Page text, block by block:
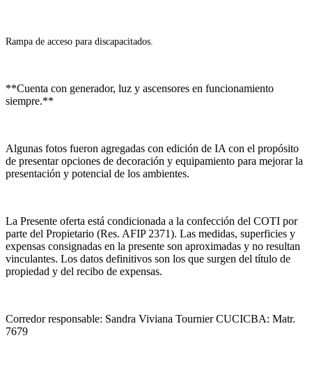
Rampa de acceso para discapacitados.
**Cuenta con generador, luz y ascensores en funcionamiento
siempre.**
Algunas fotos fueron agregadas con edición de IA con el propósito
de presentar opciones de decoración y equipamiento para mejorar la
presentación y potencial de los ambientes.
La Presente oferta está condicionada a la confección del COTI por
parte del Propietario (Res. AFIP 2371). Las medidas, superficies y
expensas consignadas en la presente son aproximadas y no resultan
vinculantes. Los datos definitivos son los que surgen del título de
propiedad y del recibo de expensas.
Corredor responsable: Sandra Viviana Tournier CUCICBA: Matr.
7679